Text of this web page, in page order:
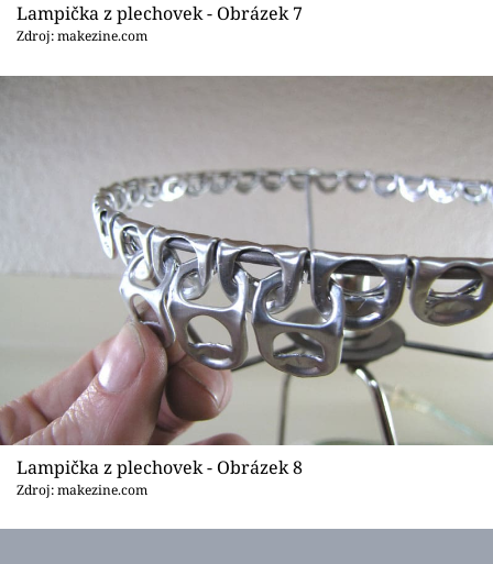
Lampička z plechovek - Obrázek 7
Zdroj: makezine.com
Lampička z plechovek - Obrázek 8
Zdroj: makezine.com